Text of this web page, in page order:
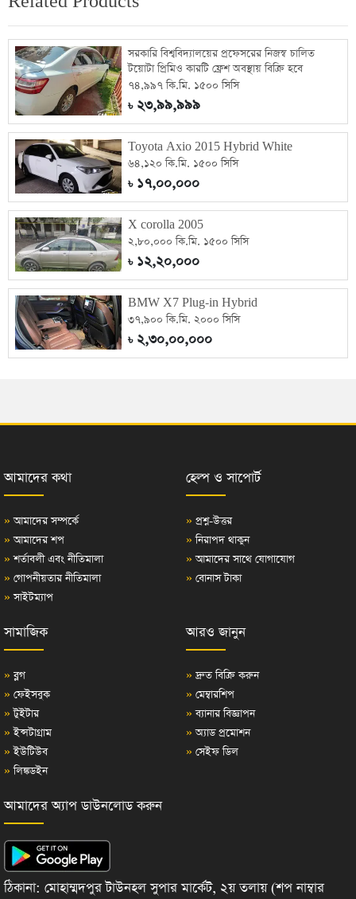
সরকারি বিশ্ববিদ্যালয়ের প্রফেসরের নিজস্ব চালিত
টয়োটা প্রিমিও কারটি ফ্রেশ অবস্থায় বিক্রি হবে
৭৪,৯৯৭ কি.মি. ১৫০০ সিসি
৳২৩,৯৯,৯৯৯
Toyota Axio 2015 Hybrid White
৬৪,১২০ কি.মি. ১৫০০ সিসি
৳১৭,০০,০০০
X corolla 2005
২,৮০,০০০ কি.মি. ১৫০০ সিসি
৳১২,২০,০০০
BMW X7 Plug-in Hybrid
৩৭,৯০০ কি.মি. ২০০০ সিসি
৳২,৩০,০০,০০০
আমাদের কথা
» আমাদের সম্পর্কে
» আমাদের শপ
» শর্তাবলী এবং নীতিমালা
» গোপনীয়তার নীতিমালা
» সাইটম্যাপ
হেল্প ও সাপোর্ট
» প্রশ্ন-উত্তর
» নিরাপদ থাকুন
» আমাদের সাথে যোগাযোগ
» বোনাস টাকা
সামাজিক
» ব্লগ
» ফেইসবুক
» টুইটার
» ইন্সটাগ্রাম
» ইউটিউব
» লিঙ্কডইন
আরও জানুন
» দ্রুত বিক্রি করুন
» মেম্বারশিপ
» ব্যানার বিজ্ঞাপন
» অ্যাড প্রমোশন
» সেইফ ডিল
আমাদের অ্যাপ ডাউনলোড করুন
ঠিকানা: মোহাম্মদপুর টাউনহল সুপার মার্কেট, ২য় তলায় (শপ নাম্বার